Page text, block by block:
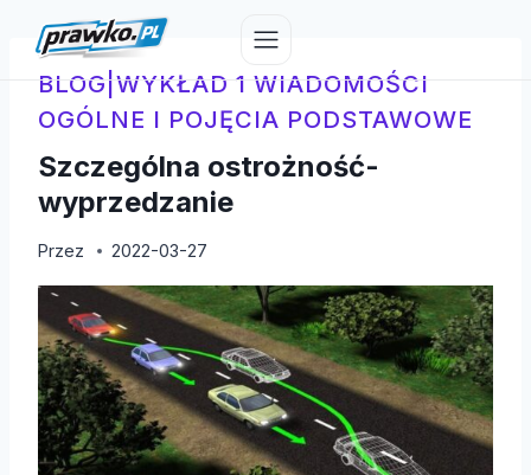
treściBLOG|WYKŁAD 1 WIADOMOŚCI
OGÓLNE I POJĘCIA PODSTAWOWE
Szczególna ostrożność-
wyprzedzanie
Przez 2022-03-27